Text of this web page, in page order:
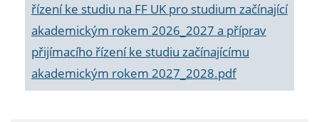
řízení ke studiu na FF UK pro studium začínající
akademickým rokem 2026_2027 a příprav
přijímacího řízení ke studiu začínajícímu
akademickým rokem 2027_2028.pdf